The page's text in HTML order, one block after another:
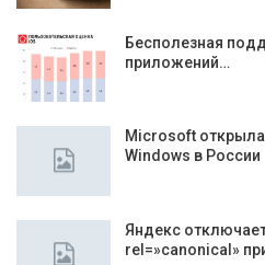
Бесполезная
приложений…
Microsoft
Windows в России
Яндекс
rel=»canonical»